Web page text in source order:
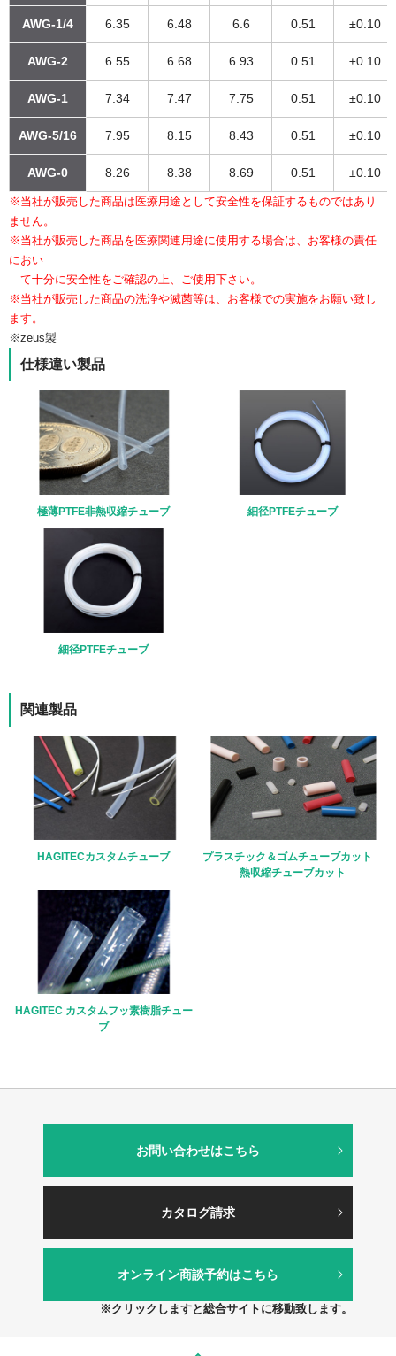
AWG-1/4 6.35 6.48 6.6 0.51 ±0.10
AWG-2 6.55 6.68 6.93 0.51 ±0.10
AWG-1 7.34 7.47 7.75 0.51 ±0.10
AWG-5/16 7.95 8.15 8.43 0.51 ±0.10
AWG-0 8.26 8.38 8.69 0.51 ±0.10
※当社が販売した商品は医療用途として安全性を保証するものではあり
ません。
※当社が販売した商品を医療関連用途に使用する場合は、お客様の責任
におい
て十分に安全性をご確認の上、ご使用下さい。
※当社が販売した商品の洗浄や滅菌等は、お客様での実施をお願い致し
ます。
※zeus製
仕様違い製品
極薄PTFE非熱収縮チューブ 細径PTFEチューブ
細径PTFEチューブ
関連製品
HAGITECカスタムチューブ
プラスチック＆ゴムチューブカット
熱収縮チューブカット
HAGITEC カスタムフッ素樹脂チュー
ブ
お問い合わせはこちら
カタログ請求
オンライン商談予約はこちら
※クリックしますと総合サイトに移動致します。